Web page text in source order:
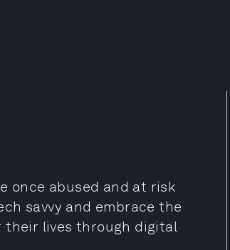
once abused and at risk
savvy and embrace the
their lives through digital